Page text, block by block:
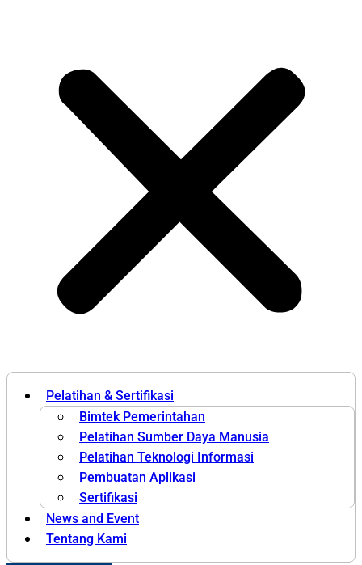
Pelatihan & Sertifikasi
Bimtek Pemerintahan
Pelatihan Sumber Daya Manusia
Pelatihan Teknologi Informasi
Pembuatan Aplikasi
Sertifikasi
News and Event
Tentang Kami